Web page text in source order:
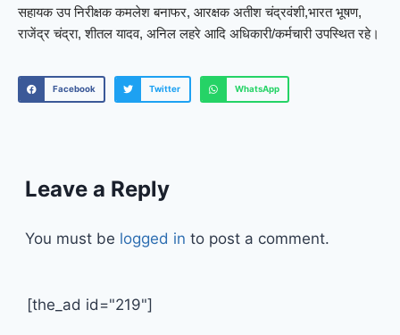
सहायक उप निरीक्षक कमलेश बनाफर, आरक्षक अतीश चंद्रवंशी,भारत भूषण,
राजेंद्र चंद्रा, शीतल यादव, अनिल लहरे आदि अधिकारी/कर्मचारी उपस्थित रहे।
Facebook Twitter WhatsApp
Leave a Reply
You must be logged in to post a comment.
[the_ad id="219"]